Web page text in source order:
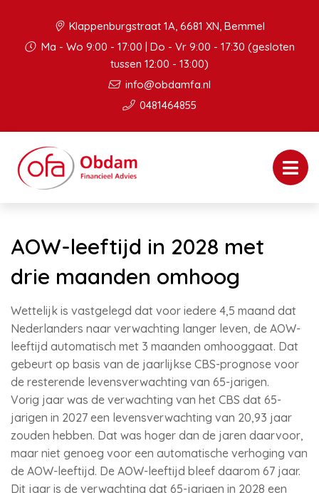
Klappenburgstraat 1A, 6681 XN, Bemmel
Ma - Wo 9:00 - 17:00 | Do - Vr 9:00 - 17:30 (gesloten
tussen 12:00 - 13:00)
info@obdamfa.nl
0481464855
AOW-leeftijd in 2028 met
drie maanden omhoog
Wettelijk is vastgelegd dat voor iedere 4,5 maand dat
Nederlanders naar verwachting langer leven, de AOW-
leeftijd automatisch met 3 maanden omhooggaat. Dat
gebeurt op basis van de jaarlijkse CBS-prognose voor
de resterende levensverwachting van 65-jarigen.
Vorig jaar was de verwachting van het CBS dat 65-
jarigen in 2027 een levensverwachting van 20,93 jaar
zouden hebben. Dat was hoger dan de jaren daarvoor,
maar niet genoeg voor een automatische verhoging van
de AOW-leeftijd. De AOW-leeftijd bleef daarom 67 jaar.
Dit jaar is de verwachting dat 65-jarigen in 2028 een